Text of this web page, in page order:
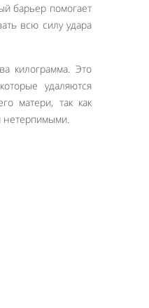
барьер помогает
всю силу удара
килограмма. Это
удаляются
матери, так как
нетерпимыми.